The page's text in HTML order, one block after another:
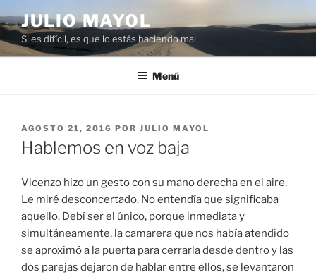
al
contenido
JULIO MAYOL
Si es difícil, es que lo estás haciendo mal
Menú
PUBLICADO
EL
AGOSTO 21, 2016 POR JULIO MAYOL
Hablemos en voz baja
Vicenzo hizo un gesto con su mano derecha en el aire.
Le miré desconcertado. No entendía que significaba
aquello. Debí ser el único, porque inmediata y
simultáneamente, la camarera que nos había atendido
se aproximó a la puerta para cerrarla desde dentro y las
dos parejas dejaron de hablar entre ellos, se levantaron